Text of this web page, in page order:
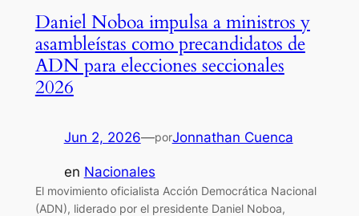
Daniel Noboa impulsa a ministros y
asambleístas como precandidatos de
ADN para elecciones seccionales
2026
Jun 2, 2026—porJonnathan Cuenca
en Nacionales
El movimiento oficialista Acción Democrática Nacional
(ADN), liderado por el presidente Daniel Noboa,